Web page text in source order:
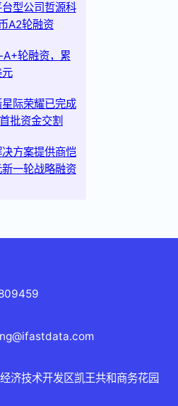
型公司哲源科
A2轮融资
轮融资，累
际荣耀已完成
批资金交割
方案提供商恺
一轮战略融资
济技术开发区凯王共和商务花园